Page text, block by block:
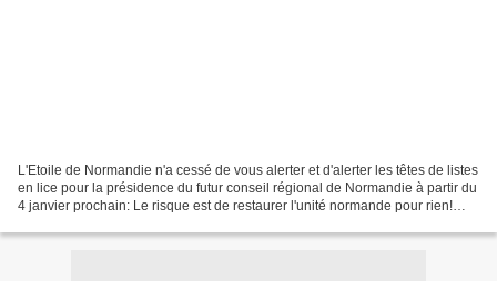
L'Etoile de Normandie n'a cessé de vous alerter et d'alerter les têtes de listes
en lice pour la présidence du futur conseil régional de Normandie à partir du
4 janvier prochain: Le risque est de restaurer l'unité normande pour rien!